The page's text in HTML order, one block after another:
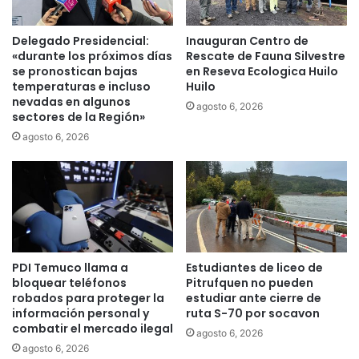
a
a
d
e
a
l
l
r
p
a
t
r
i
m
D
I
p
e
r
s
o
o
i
c
i
a
l
n
Delegado Presidencial:
«durante los próximos días
se pronostican bajas
temperaturas e incluso
nevadas en algunos
sectores de la Región»
agosto 6, 2026
Inauguran Centro de
Rescate de Fauna Silvestre
en Reseva Ecologica Huilo
Huilo
agosto 6, 2026
PDI Temuco llama a
bloquear teléfonos
robados para proteger la
información personal y
combatir el mercado ilegal
agosto 6, 2026
Estudiantes de liceo de
Pitrufquen no pueden
estudiar ante cierre de
ruta S-70 por socavon
agosto 6, 2026